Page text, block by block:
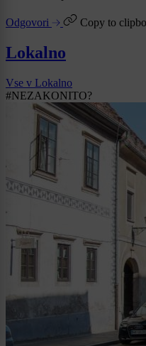
Odgovori Copy to
Lokalno
Vse v Lokalno
#NEZAKONITO?